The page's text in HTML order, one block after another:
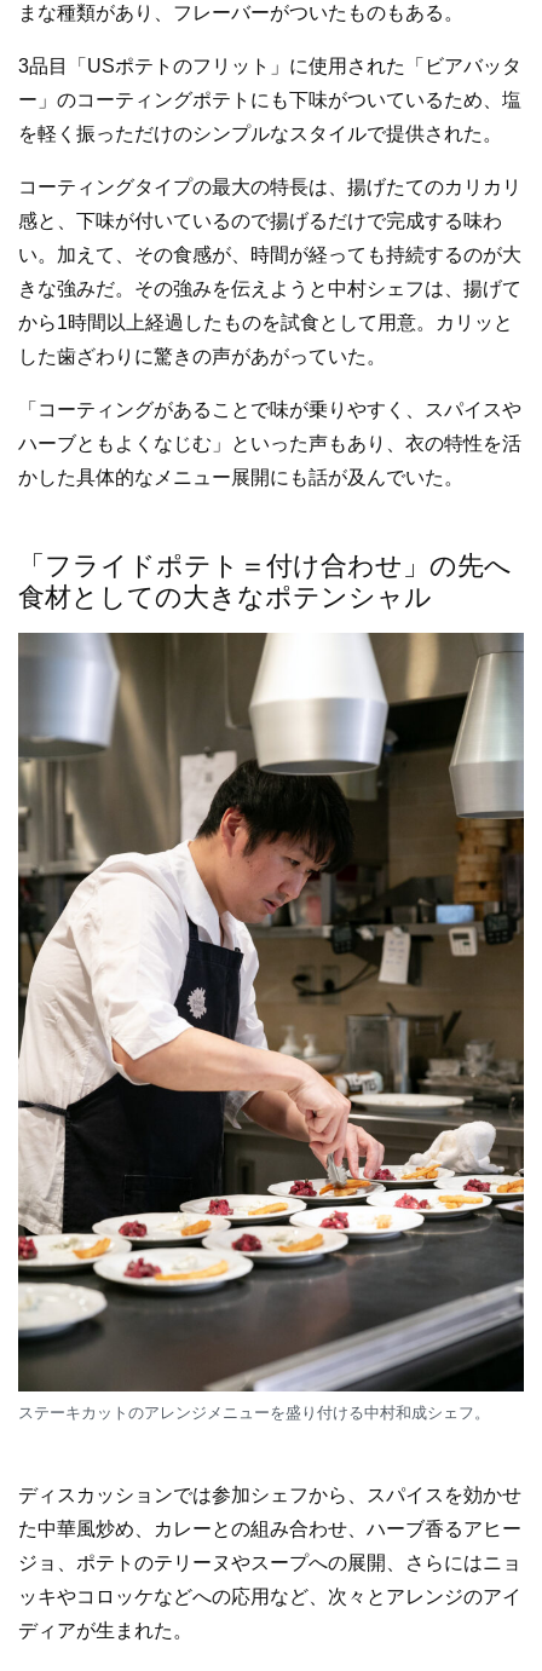
まな種類があり、フレーバーがついたものもある。
3品目「USポテトのフリット」に使用された「ビアバッタ
ー」のコーティングポテトにも下味がついているため、塩
を軽く振っただけのシンプルなスタイルで提供された。
コーティングタイプの最大の特長は、揚げたてのカリカリ
感と、下味が付いているので揚げるだけで完成する味わ
い。加えて、その食感が、時間が経っても持続するのが大
きな強みだ。その強みを伝えようと中村シェフは、揚げて
から1時間以上経過したものを試食として用意。カリッと
した歯ざわりに驚きの声があがっていた。
「コーティングがあることで味が乗りやすく、スパイスや
ハーブともよくなじむ」といった声もあり、衣の特性を活
かした具体的なメニュー展開にも話が及んでいた。
「フライドポテト＝付け合わせ」の先へ
食材としての大きなポテンシャル
ステーキカットのアレンジメニューを盛り付ける中村和成シェフ。
ディスカッションでは参加シェフから、スパイスを効かせ
た中華風炒め、カレーとの組み合わせ、ハーブ香るアヒー
ジョ、ポテトのテリーヌやスープへの展開、さらにはニョ
ッキやコロッケなどへの応用など、次々とアレンジのアイ
ディアが生まれた。